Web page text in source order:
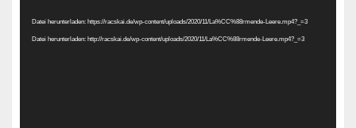
Datei herunterladen: https://racskai.de/wp-content/uploads/2020/11/La%CC%88rmende-Leere.mp4?_=3
Datei herunterladen: http://racskai.de/wp-content/uploads/2020/11/La%CC%88rmende-Leere.mp4?_=3